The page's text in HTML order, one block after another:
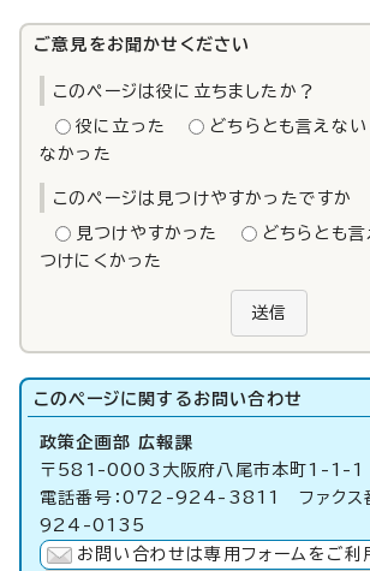
ご意見をお聞かせください
このページは役に立ちましたか？
役に立った どちらとも言えない
なかった
このページは見つけやすかったですか
見つけやすかった どちらとも言
つけにくかった
送信
このページに関する お問い合わせ
政策企画部 広報課
〒581-0003大阪府八尾市本町1-1-1
電話番号：072-924-3811 ファクス
924-0135
お問い合わせは専用フォームをご利